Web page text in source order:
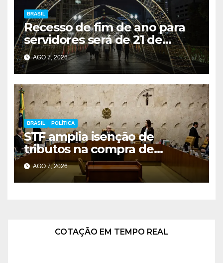
BRASIL
Recesso de fim de ano para
servidores será de 21 de
dezembro a 1º de janeiro
AGO 7, 2026
BRASIL POLÍTICA
STF amplia isenção de
tributos na compra de
veículos para pessoas com
deficiência e TEA
AGO 7, 2026
COTAÇÃO EM TEMPO REAL